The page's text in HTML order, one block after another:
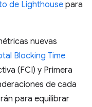
de Lighthouse para
nuevas
Blocking Time
(FCI) y Primera
de cada
para equilibrar